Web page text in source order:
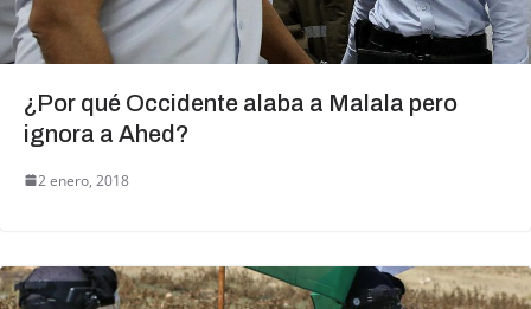
¿Por qué Occidente alaba a Malala pero
ignora a Ahed?
2 enero, 2018